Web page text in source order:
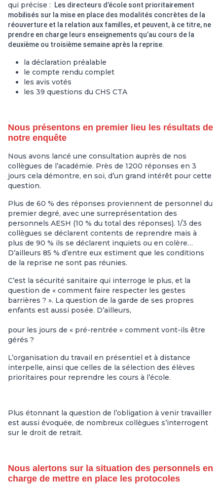
qui précise :
Les directeurs d’école sont prioritairement
mobilisés sur la mise en place des modalités concrètes de la
réouverture et la relation aux familles, et peuvent, à ce titre, ne
prendre en charge leurs enseignements qu’au cours de la
deuxième ou troisième semaine après la reprise.
la déclaration préalable
le compte rendu complet
les avis votés
les 39 questions du CHS CTA
Nous présentons en premier lieu les résultats de
notre enquête
Nous avons lancé une consultation auprès de nos
collègues de l’académie. Près de 1200 réponses en 3
jours cela démontre, en soi, d’un grand intérêt pour cette
question.
Plus de 60 % des réponses proviennent de personnel du
premier degré, avec une surreprésentation des
personnels AESH (10 % du total des réponses). 1/3 des
collègues se déclarent contents de reprendre mais à
plus de 90 % ils se déclarent inquiets ou en colère…
D’ailleurs 85 % d’entre eux estiment que les conditions
de la reprise ne sont pas réunies.
C’est la sécurité sanitaire qui interroge le plus, et la
question de « comment faire respecter les gestes
barrières ? ». La question de la garde de ses propres
enfants est aussi posée. D’ailleurs,
pour les jours de « pré-rentrée » comment vont-ils être
gérés ?
L’organisation du travail en présentiel et à distance
interpelle, ainsi que celles de la sélection des élèves
prioritaires pour reprendre les cours à l’école.
Plus étonnant la question de l’obligation à venir travailler
est aussi évoquée, de nombreux collègues s’interrogent
sur le droit de retrait.
Nous alertons sur la situation des personnels en
charge de mettre en place les protocoles